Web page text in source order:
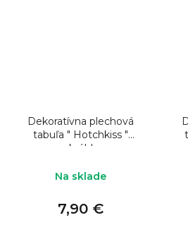
Dekoratívna plechová
tabuľa " Hotchkiss "
okrúhla
Na sklade
7,90 €